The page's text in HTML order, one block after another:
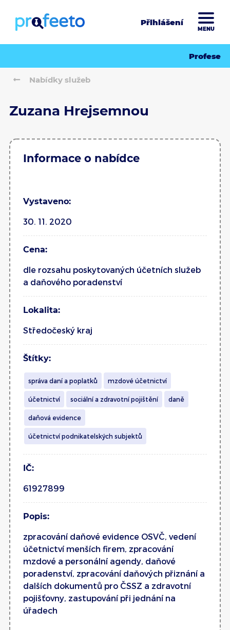
Přihlášení
MENU
Profese
Nabídky služeb
Zuzana Hrejsemnou
Informace o nabídce
Vystaveno:
30. 11. 2020
Cena:
dle rozsahu poskytovaných účetních služeb
a daňového poradenství
Lokalita:
Středočeský kraj
Štítky:
správa daní a poplatků mzdové účetnictví
účetnictví sociální a zdravotní pojištění daně
daňová evidence
účetnictví podnikatelských subjektů
IČ:
61927899
Popis:
zpracování daňové evidence OSVČ, vedení
účetnictví menších firem, zpracování
mzdové a personální agendy, daňové
poradenství, zpracování daňových přiznání a
dalších dokumentů pro ČSSZ a zdravotní
pojišťovny, zastupování při jednání na
úřadech